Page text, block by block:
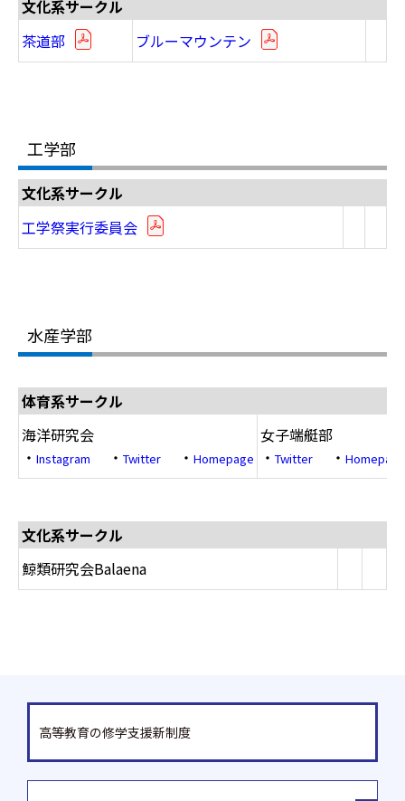
文化系サークル
茶道部
ブルーマウンテン
工学部
文化系サークル
工学祭実行委員会
水産学部
体育系サークル
海洋研究会
・ Instagram ・ Twitter ・ Homepage
女子端艇部
・ Twitter ・ Homepage
文化系サークル
鯨類研究会Balaena
高等教育の修学支援新制度